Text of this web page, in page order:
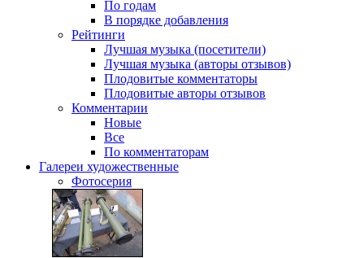
По годам
В порядке добавления
Рейтинги
Лучшая музыка (посетители)
Лучшая музыка (авторы отзывов)
Плодовитые комментаторы
Плодовитые авторы отзывов
Комментарии
Новые
Все
По комментаторам
Галереи художественные
Фотосерия